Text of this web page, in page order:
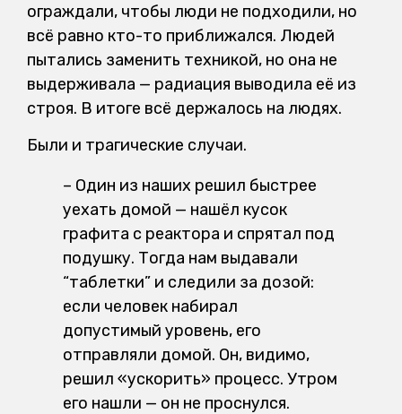
ограждали, чтобы люди не подходили, но
всё равно кто-то приближался. Людей
пытались заменить техникой, но она не
выдерживала — радиация выводила её из
строя. В итоге всё держалось на людях.
Были и трагические случаи.
– Один из наших решил быстрее
уехать домой — нашёл кусок
графита с реактора и спрятал под
подушку. Тогда нам выдавали
“таблетки” и следили за дозой:
если человек набирал
допустимый уровень, его
отправляли домой. Он, видимо,
решил «ускорить» процесс. Утром
его нашли — он не проснулся.